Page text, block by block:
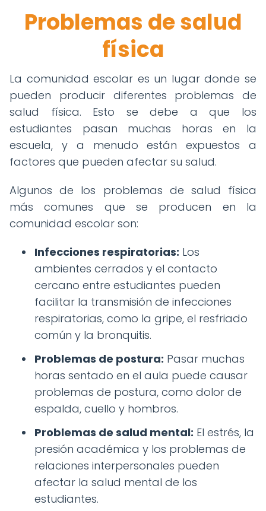
Problemas de salud
física
La comunidad escolar es un lugar donde se
pueden producir diferentes problemas de
salud física. Esto se debe a que los
estudiantes pasan muchas horas en la
escuela, y a menudo están expuestos a
factores que pueden afectar su salud.
Algunos de los problemas de salud física
más comunes que se producen en la
comunidad escolar son:
Infecciones respiratorias: Los
ambientes cerrados y el contacto
cercano entre estudiantes pueden
facilitar la transmisión de infecciones
respiratorias, como la gripe, el resfriado
común y la bronquitis.
Problemas de postura: Pasar muchas
horas sentado en el aula puede causar
problemas de postura, como dolor de
espalda, cuello y hombros.
Problemas de salud mental: El estrés, la
presión académica y los problemas de
relaciones interpersonales pueden
afectar la salud mental de los
estudiantes.